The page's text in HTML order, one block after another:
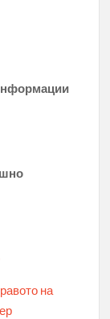
на